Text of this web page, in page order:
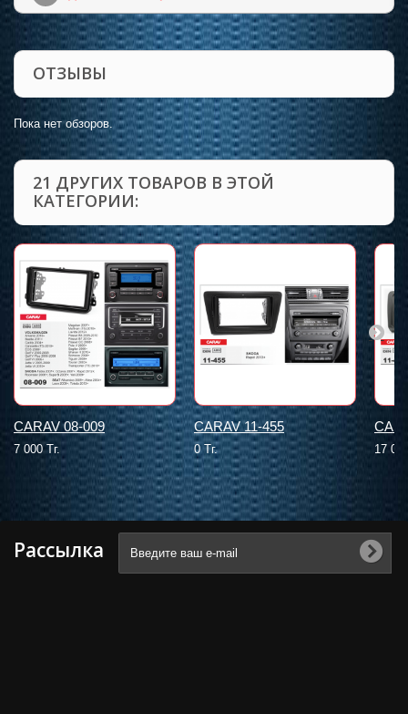
ОТЗЫВЫ
Пока нет обзоров.
21 ДРУГИХ ТОВАРОВ В ЭТОЙ
КАТЕГОРИИ:
CARAV 08-009
7 000 Тг.
CARAV 11-455
0 Тг. 17
Рассылка